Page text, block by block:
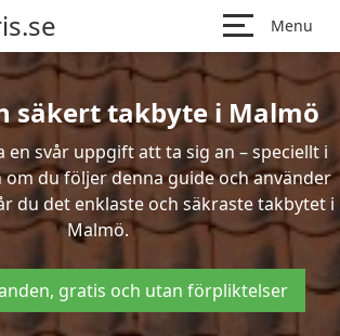
Menu
säkert takbyte i Malmö
en svår uppgift att ta sig an – speciellt i
du följer denna guide och använder
du det enklaste och säkraste takbytet i
Malmö.
gratis och utan förpliktelser